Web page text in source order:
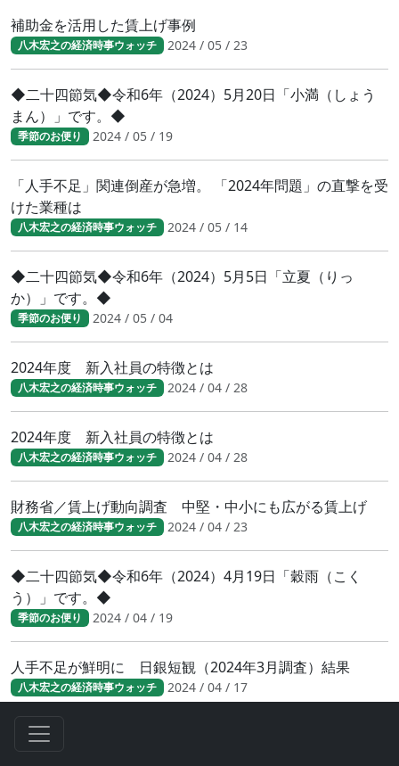
補助金を活用した賃上げ事例
八木宏之の経済時事ウォッチ 2024 / 05 / 23
◆二十四節気◆令和6年（2024）5月20日「小満（しょう
まん）」です。◆
季節のお便り 2024 / 05 / 19
「人手不足」関連倒産が急増。 「2024年問題」の直撃を受
けた業種は
八木宏之の経済時事ウォッチ 2024 / 05 / 14
◆二十四節気◆令和6年（2024）5月5日「立夏（りっ
か）」です。◆
季節のお便り 2024 / 05 / 04
2024年度 新入社員の特徴とは
八木宏之の経済時事ウォッチ 2024 / 04 / 28
2024年度 新入社員の特徴とは
八木宏之の経済時事ウォッチ 2024 / 04 / 28
財務省／賃上げ動向調査 中堅・中小にも広がる賃上げ
八木宏之の経済時事ウォッチ 2024 / 04 / 23
◆二十四節気◆令和6年（2024）4月19日「穀雨（こく
う）」です。◆
季節のお便り 2024 / 04 / 19
人手不足が鮮明に 日銀短観（2024年3月調査）結果
八木宏之の経済時事ウォッチ 2024 / 04 / 17
人手不足が鮮明に 日銀短観（2024年3月調査）結果